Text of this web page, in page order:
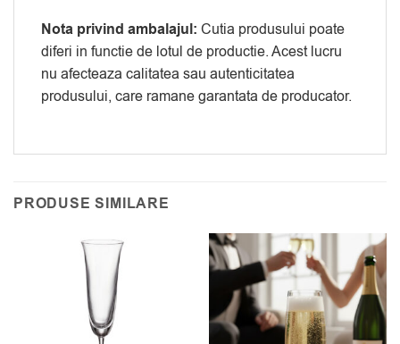
Nota privind ambalajul: Cutia produsului poate
diferi in functie de lotul de productie. Acest lucru
nu afecteaza calitatea sau autenticitatea
produsului, care ramane garantata de producator.
PRODUSE SIMILARE